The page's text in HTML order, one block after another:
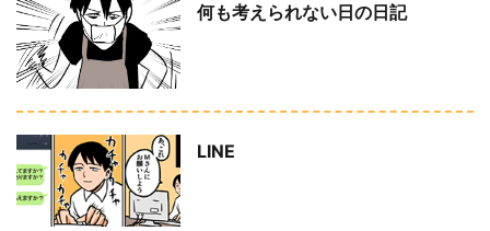
何も考えられない日の日記
LINE